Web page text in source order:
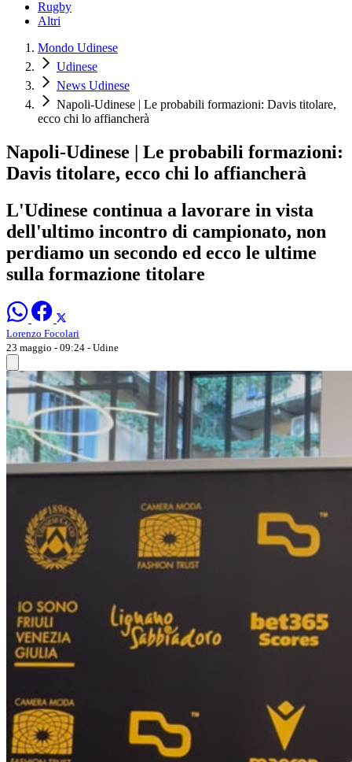
Rugby
Altri
Mondo Udinese
Udinese
News Udinese
Napoli-Udinese | Le probabili formazioni: Davis titolare,
ecco chi lo affiancherà
Napoli-Udinese | Le probabili formazioni:
Davis titolare, ecco chi lo affiancherà
L'Udinese continua a lavorare in vista
dell'ultimo incontro di campionato, non
perdiamo un secondo ed ecco le ultime
sulla formazione titolare
Lorenzo Focolari
23 maggio - 09:24 - Udine